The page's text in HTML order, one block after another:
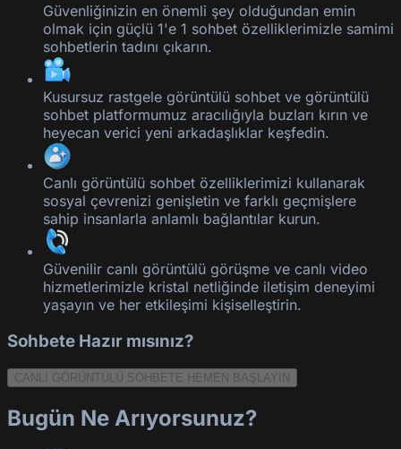
Güvenliğinizin en önemli şey olduğundan emin
olmak için güçlü 1'e 1 sohbet özelliklerimizle samimi
sohbetlerin tadını çıkarın.
Kusursuz rastgele görüntülü sohbet ve görüntülü
sohbet platformumuz aracılığıyla buzları kırın ve
heyecan verici yeni arkadaşlıklar keşfedin.
Canlı görüntülü sohbet özelliklerimizi kullanarak
sosyal çevrenizi genişletin ve farklı geçmişlere
sahip insanlarla anlamlı bağlantılar kurun.
Güvenilir canlı görüntülü görüşme ve canlı video
hizmetlerimizle kristal netliğinde iletişim deneyimi
yaşayın ve her etkileşimi kişiselleştirin.
Sohbete Hazır mısınız?
CANLI GÖRÜNTÜLÜ SOHBETE HEMEN BAŞLAYIN
Bugün Ne Arıyorsunuz?